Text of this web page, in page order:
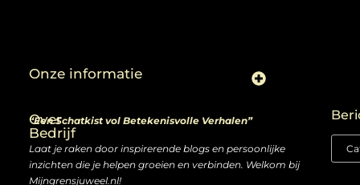
Over
Bedrijf
“Een Schatkist vol Betekenisvolle Verhalen”
Laat je raken door inspirerende blogs en persoonlijke
inzichten die je helpen groeien en verbinden. Welkom bij
Mijngrensjuweel.nl!
Onze informatie